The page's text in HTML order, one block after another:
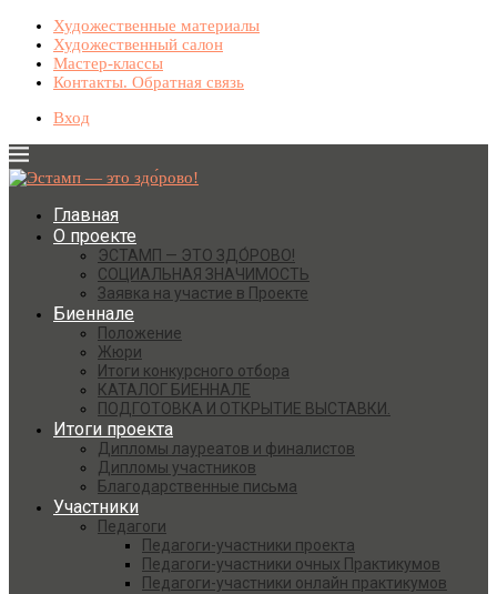
Художественные материалы
Художественный салон
Мастер-классы
Контакты. Обратная связь
Вход
Главная
О проекте
ЭСТАМП — ЭТО ЗДО́РОВО!
СОЦИАЛЬНАЯ ЗНАЧИМОСТЬ
Заявка на участие в Проекте
Биеннале
Положение
Жюри
Итоги конкурсного отбора
КАТАЛОГ БИЕННАЛЕ
ПОДГОТОВКА И ОТКРЫТИЕ ВЫСТАВКИ.
Итоги проекта
Дипломы лауреатов и финалистов
Дипломы участников
Благодарственные письма
Участники
Педагоги
Педагоги-участники проекта
Педагоги-участники очных Практикумов
Педагоги-участники онлайн практикумов